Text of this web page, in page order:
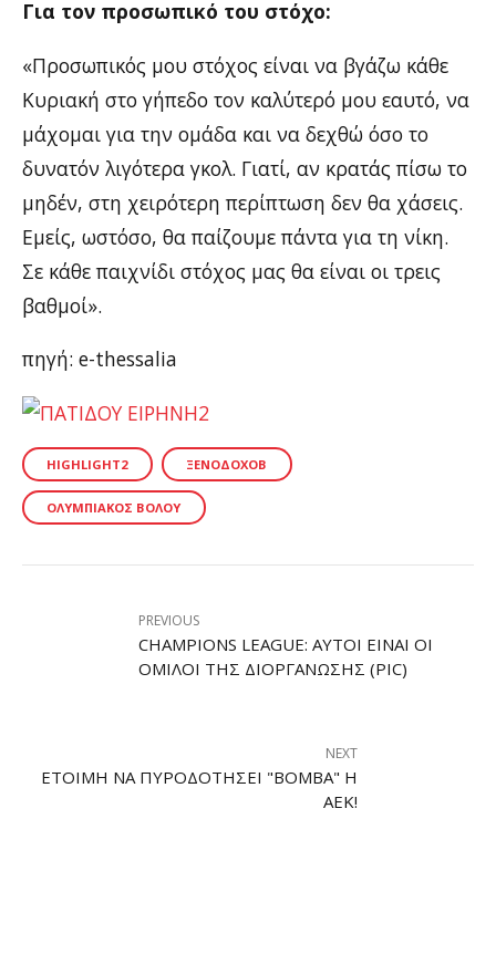
Για τον προσωπικό του στόχο:
«Προσωπικός μου στόχος είναι να βγάζω κάθε
Κυριακή στο γήπεδο τον καλύτερό μου εαυτό, να
μάχομαι για την ομάδα και να δεχθώ όσο το
δυνατόν λιγότερα γκολ. Γιατί, αν κρατάς πίσω το
μηδέν, στη χειρότερη περίπτωση δεν θα χάσεις.
Εμείς, ωστόσο, θα παίζουμε πάντα για τη νίκη.
Σε κάθε παιχνίδι στόχος μας θα είναι οι τρεις
βαθμοί».
πηγή: e-thessalia
HIGHLIGHT2 ΞΕΝΟΔΌΧΟΒ
ΟΛΥΜΠΙΑΚΌΣ ΒΌΛΟΥ
PREVIOUS
CHAMPIONS LEAGUE: ΑΥΤΟΊ ΕΊΝΑΙ ΟΙ
ΌΜΙΛΟΙ ΤΗΣ ΔΙΟΡΓΆΝΩΣΗΣ (PIC)
NEXT
ΈΤΟΙΜΗ ΝΑ ΠΥΡΟΔΟΤΉΣΕΙ "ΒΌΜΒΑ" Η
ΑΕΚ!